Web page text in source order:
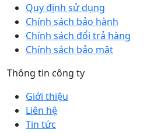
Quy định sử dụng
Chính sách bảo hành
Chính sách đổi trả hàng
Chính sách bảo mật
Thông tin công ty
Giới thiệu
Liên hệ
Tin tức